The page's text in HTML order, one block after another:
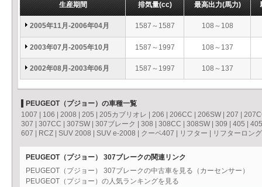
生産期間 排気量(cc) 最高出力(馬力)
2005年11月-2006年04月 1587～1587 108～108
2003年07月-2005年10月 1587～1997 108～137
2002年08月-2003年06月 1587～1997 108～137
PEUGEOT（プジョー）の車種一覧
1007
106 2008 205 205カブリオレ 206 206CC 206SW 207
307
307CC 307SW 307ブレーク 308 308CC 308SW 309 405
607
RCZ SUV 2008 SUV e-2008 クーペ407 リフター リフターロング
PEUGEOT（プジョー） 307ブレークの関連リンク
PEUGEOT（プジョー） 307ブレークの中古車を見る（カーセンサー）
PEUGEOT（プジョー）の人気ランキングを見る